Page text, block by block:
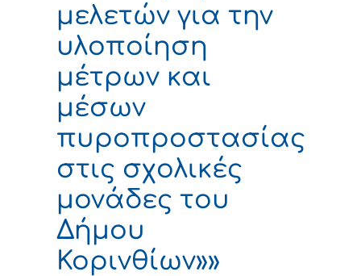
μελετών για την
υλοποίηση
μέτρων και
μέσων
πυροπροστασίας
στις σχολικές
μονάδες του
Δήμου
Κορινθίων»»